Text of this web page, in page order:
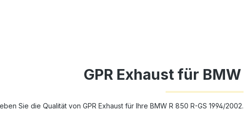
GPR Exhaust für BMW
Sie die Qualität von GPR Exhaust für Ihre BMW R 850 R-GS 1994/